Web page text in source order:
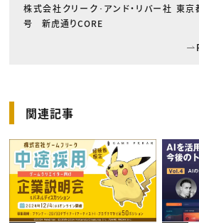
株式会社クリーク･アンド・リバー社 東
号 新虎通りCORE
関連記事